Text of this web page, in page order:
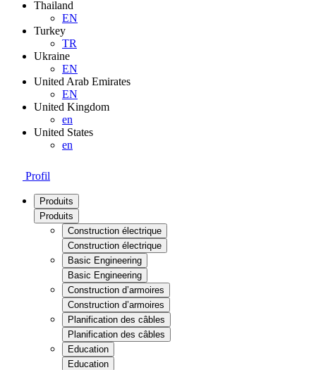
Thailand
EN
Turkey
TR
Ukraine
EN
United Arab Emirates
EN
United Kingdom
en
United States
en
Profil
Produits
Produits
Construction électrique
Construction électrique
Basic Engineering
Basic Engineering
Construction d’armoires
Construction d’armoires
Planification des câbles
Planification des câbles
Education
Education